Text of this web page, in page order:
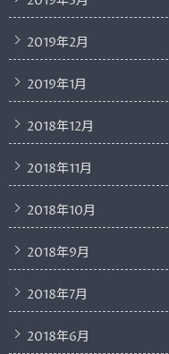
2019年2月
2019年1月
2018年12月
2018年11月
2018年10月
2018年9月
2018年7月
2018年6月